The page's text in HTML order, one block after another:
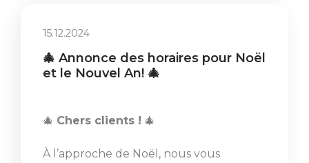
15.12.2024
🎄 Annonce des horaires pour Noël
et le Nouvel An! 🎄
🎄 Chers clients ! 🎄
À l’approche de Noël, nous vous